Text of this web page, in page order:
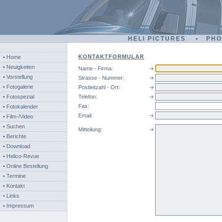
HELI PICTURES •
• Home
• Neuigkeiten
• Vorstellung
• Fotogalerie
• Fotospezial
• Fotokalender
• Film-/Video
• Suchen
• Berichte
• Download
• Helico-Revue
• Online Bestellung
• Termine
• Kontakt
• Links
• Impressum
KONTAKTFORMULAR
Name - Firma:
Strasse - Nummer:
Postleitzahl - Ort:
Telefon:
Fax:
Email:
Mitteilung: